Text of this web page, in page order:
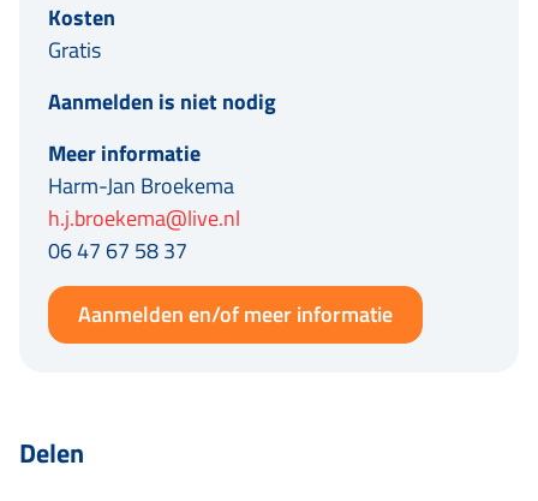
Kosten
Gratis
Aanmelden is niet nodig
Meer informatie
Harm-Jan Broekema
h.j.broekema@live.nl
06 47 67 58 37
Aanmelden en/of meer informatie
Delen